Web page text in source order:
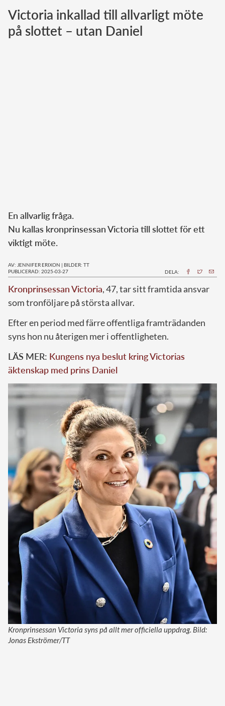
Norska kungahuset
Danska kungahuset
Victoria inkallad till allvarligt möte
på slottet – utan Daniel
En allvarlig fråga.
Nu kallas kronprinsessan Victoria till slottet för ett
viktigt möte.
AV: JENNIFER ERIXON | BILDER: TT
PUBLICERAD: 2025-03-27
DELA:
Kronprinsessan Victoria, 47, tar sitt framtida ansvar
som tronföljare på största allvar.
Efter en period med färre offentliga framträdanden
syns hon nu återigen mer i offentligheten.
LÄS MER: Kungens nya beslut kring Victorias
äktenskap med prins Daniel
Kronprinsessan Victoria syns på allt mer officiella uppdrag. Bild:
Jonas Ekströmer/TT